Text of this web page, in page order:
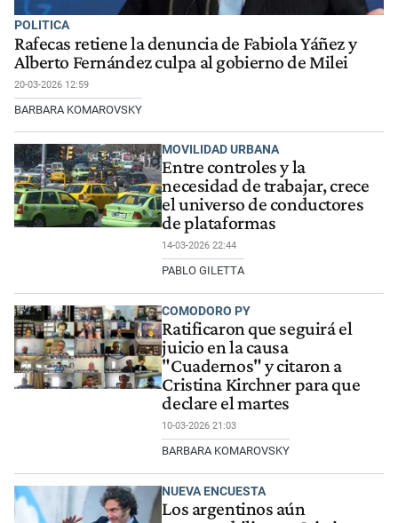
POLITICA
Rafecas retiene la denuncia de Fabiola Yáñez y
Alberto Fernández culpa al gobierno de Milei
20-03-2026 12:59
BARBARA KOMAROVSKY
MOVILIDAD URBANA
Entre controles y la
necesidad de trabajar, crece
el universo de conductores
de plataformas
14-03-2026 22:44
PABLO GILETTA
COMODORO PY
Ratificaron que seguirá el
juicio en la causa
"Cuadernos" y citaron a
Cristina Kirchner para que
declare el martes
10-03-2026 21:03
BARBARA KOMAROVSKY
NUEVA ENCUESTA
Los argentinos aún